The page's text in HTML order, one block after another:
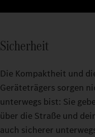
Sicherheit
Die Kompaktheit und
Geräteträgers sorgen
unterwegs bist: Sie
über die Straße und
auch sicherer